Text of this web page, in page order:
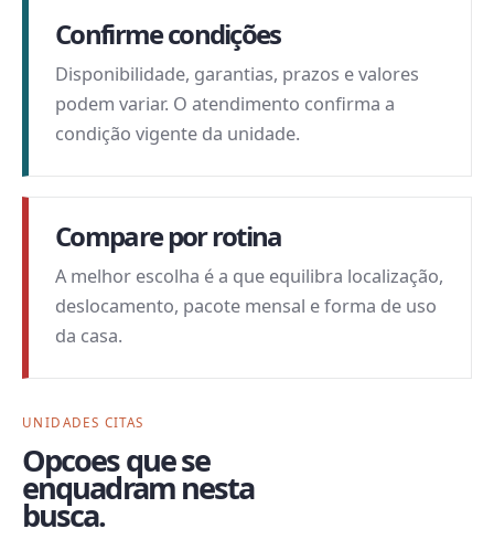
Confirme condições
Disponibilidade, garantias, prazos e valores
podem variar. O atendimento confirma a
condição vigente da unidade.
Compare por rotina
A melhor escolha é a que equilibra localização,
deslocamento, pacote mensal e forma de uso
da casa.
UNIDADES CITAS
Opcoes que se
enquadram nesta
busca.